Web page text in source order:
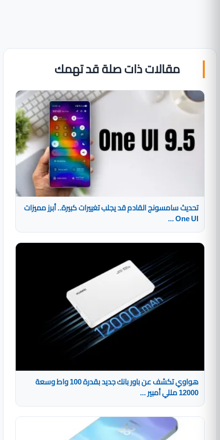
مقالات ذات صلة قد تهمك
تحديث سامسونج القادم قد يجلب تغييرات كبيرة.. أبرز مميزات
One UI ...
هواوي تكشف عن باور بانك جديد بقدرة 100 واط وسعة
12000 مللي أمبير ...